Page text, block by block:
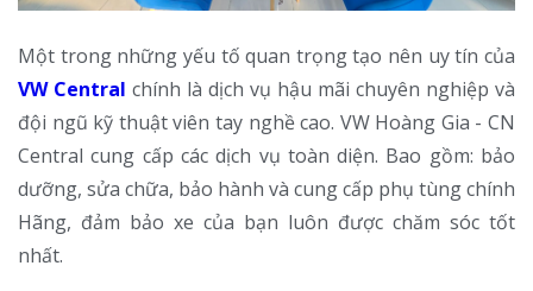
Một trong những yếu tố quan trọng tạo nên uy tín của
VW Central chính là dịch vụ hậu mãi chuyên nghiệp và
đội ngũ kỹ thuật viên tay nghề cao. VW Hoàng Gia - CN
Central cung cấp các dịch vụ toàn diện. Bao gồm: bảo
dưỡng, sửa chữa, bảo hành và cung cấp phụ tùng chính
Hãng, đảm bảo xe của bạn luôn được chăm sóc tốt
nhất.